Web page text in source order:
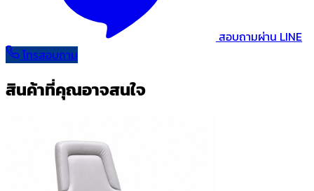
สอบถามผ่าน LINE
โทรสอบถาม
สินค้าที่คุณอาจสนใจ